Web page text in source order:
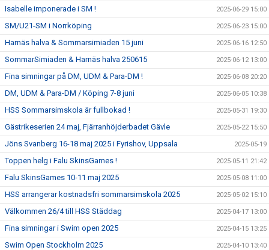
Isabelle imponerade i SM ! 2025-06-29 15:00
SM/U21-SM i Norrköping 2025-06-23 15:00
Harnäs halva & Sommarsimiaden 15 juni 2025-06-16 12:50
SommarSimiaden & Harnäs halva 250615 2025-06-12 13:00
Fina simningar på DM, UDM & Para-DM ! 2025-06-08 20:20
DM, UDM & Para-DM / Köping 7-8 juni 2025-06-05 10:38
HSS Sommarsimskola är fullbokad ! 2025-05-31 19:30
Gästrikeserien 24 maj, Fjärranhöjderbadet Gävle 2025-05-22 15:50
Jöns Svanberg 16-18 maj 2025 i Fyrishov, Uppsala 2025-05-19
Toppen helg i Falu SkinsGames ! 2025-05-11 21:42
Falu SkinsGames 10-11 maj 2025 2025-05-08 11:00
HSS arrangerar kostnadsfri sommarsimskola 2025 2025-05-02 15:10
Välkommen 26/4 till HSS Städdag 2025-04-17 13:00
Fina simningar i Swim open 2025 2025-04-15 13:25
Swim Open Stockholm 2025 2025-04-10 13:40